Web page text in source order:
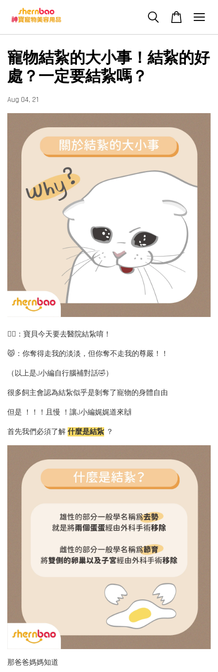
寵物結紥的大小事！結紥的好
處？一定要結紥嗎？
Aug 04, 21
💁‍♀️：寶貝今天要去醫院結紥唷！
😾：你奪得走我的淡淡，但你奪不走我的尊嚴！！
（以上是J小編自行腦補對話🤣）
很多飼主會認為結紥似乎是剝奪了寵物的身體自由
但是 ！！！且慢 ！讓J小編娓娓道來🙌
首先我們必須了解 什麼是結紥 ？
那爸爸媽媽知道